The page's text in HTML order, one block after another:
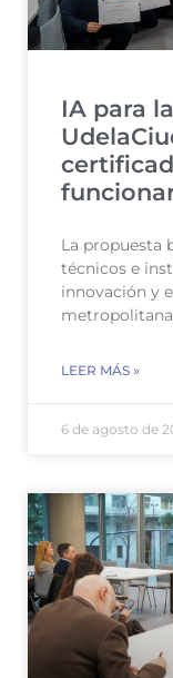
IA para
La propuesta
técnicos e
innovación y
LEER MÁS »
6 de agosto de